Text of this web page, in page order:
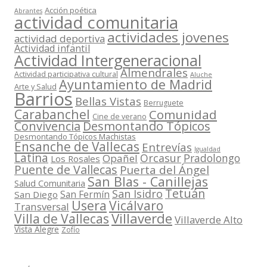
Abrantes Acción poética
actividad comunitaria
actividad deportiva actividades jovenes
Actividad infantil
Actividad Intergeneracional
Actividad participativa cultural Almendrales Aluche
Arte y Salud Ayuntamiento de Madrid
Barrios Bellas Vistas Berruguete
Carabanchel Cine de verano Comunidad
ConvivenciaDesmontando Tópicos
Desmontando Tópicos Machistas
Ensanche de Vallecas Entrevías Igualdad
Latina Los Rosales Opañel Orcasur Pradolongo
Puente de Vallecas Puerta del Ángel
Salud Comunitaria San Blas - Canillejas
San Diego San Fermín San Isidro Tetuán
Transversal Usera Vicálvaro
Villa de VallecasVillaverde Villaverde Alto
Vista Alegre Zofío